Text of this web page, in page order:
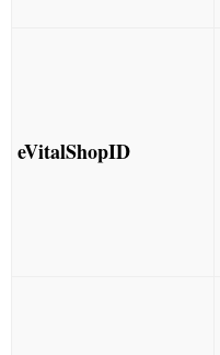
eVitalShopID